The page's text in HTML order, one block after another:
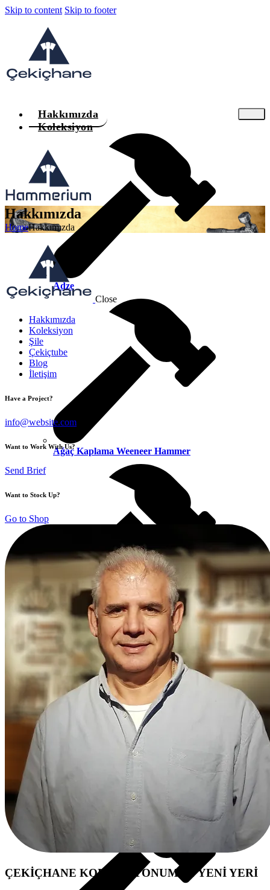
Skip to content Skip to footer
Hakkımızda
Koleksiyon
Adze
Ağaç Kaplama Weeneer Hammer
Avrupa Mezbaha Çekici
Ayakkabıcı Çekiçleri
Hakkımızda
HomeHakkımızda
Close
Hakkımızda
Koleksiyon
Şile
Çekiçtube
Blog
İletişim
Have a Project?
info@website.com
Want to Work With Us?
Send Brief
Want to Stock Up?
Go to Shop
ÇEKİÇHANE KOLEKSİYONUMUN YENİ YERİ